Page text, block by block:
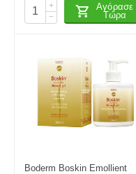
+
−
Αγόρασε
Τώρα
Boderm Boskin Emollient